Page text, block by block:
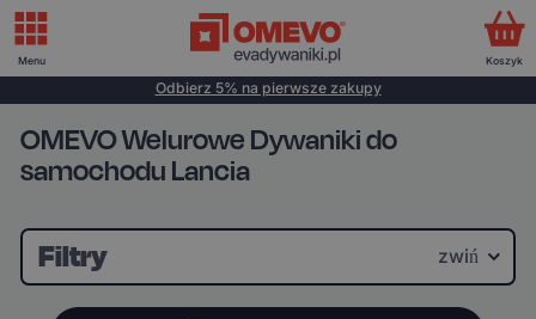
Odbierz 5% na pierwsze zakupy
OMEVO Welurowe Dywaniki do
samochodu Lancia
Filtry zwiń
Menu Koszyk